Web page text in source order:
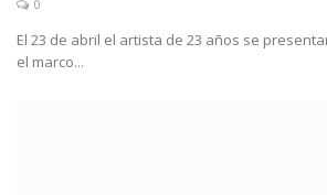
0
El 23 de abril el artista de 23 años se
el marco...